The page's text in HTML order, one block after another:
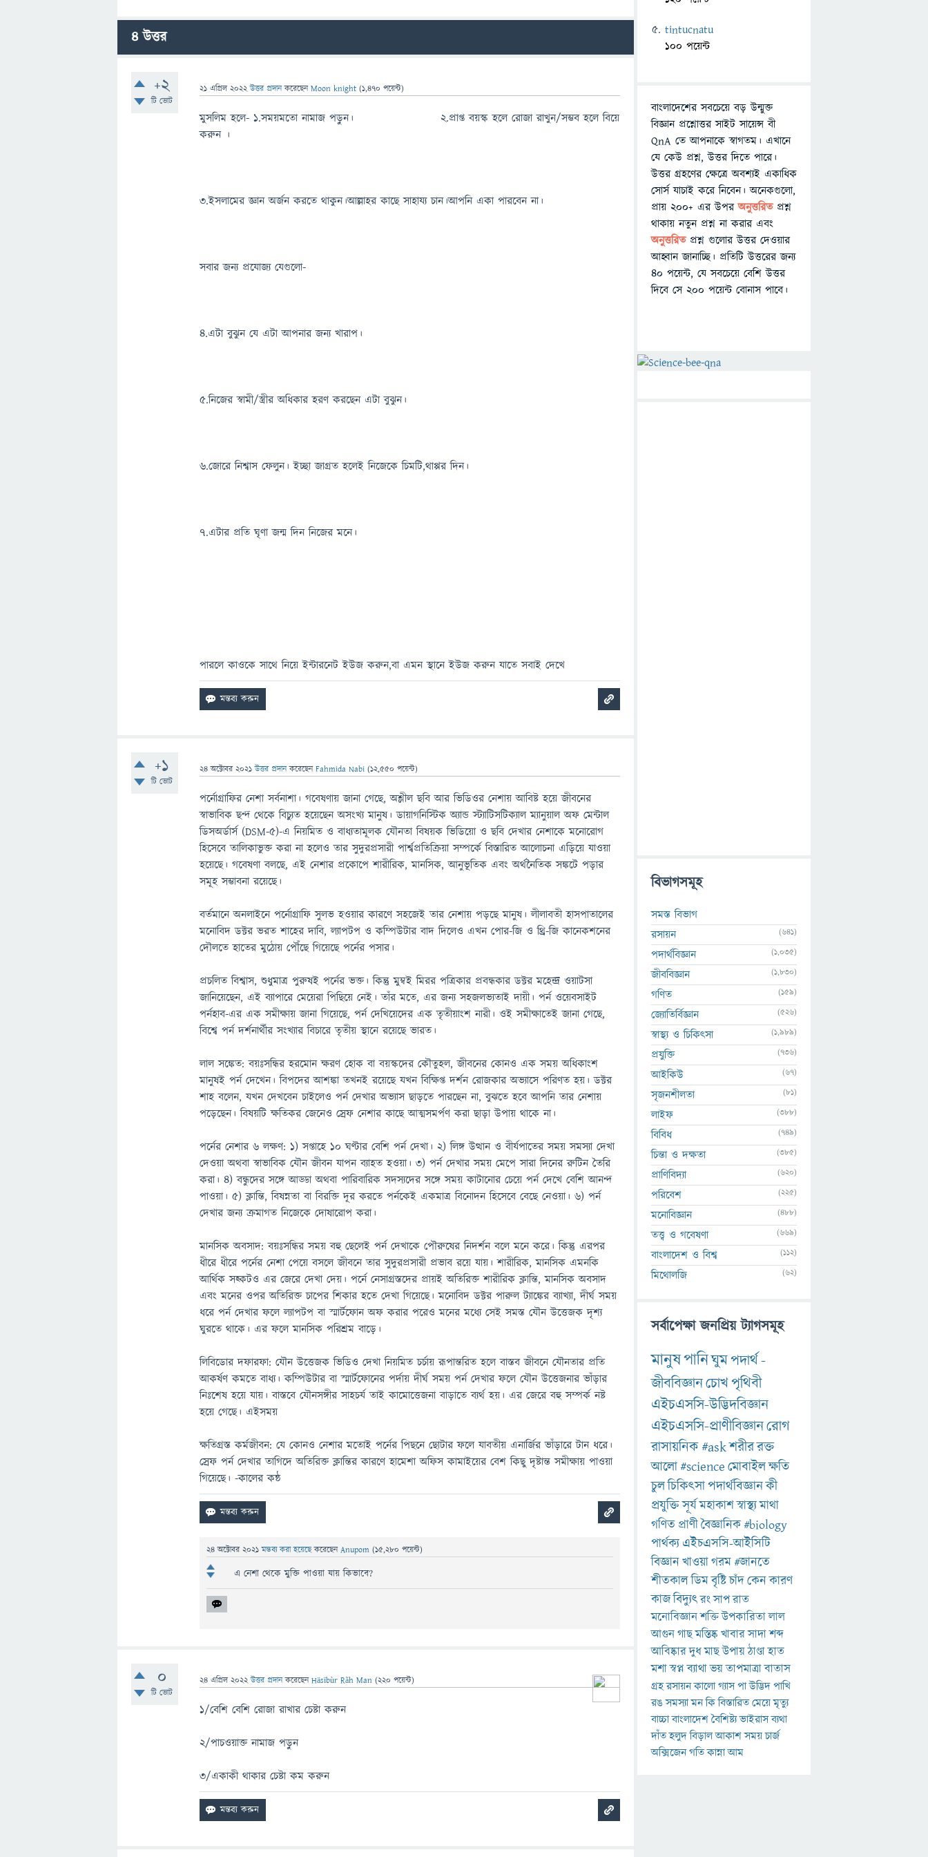
4উত্তর
+2
টি ভোট
21 এপ্রিল 2022 উত্তর প্রদান করেছেনMoon knight (1,470 পয়েন্ট)
মুসলিম হলে- ১.সময়মতো নামাজ পড়ুন। ২.প্রাপ্ত বয়স্ক হলে রোজা রাখুন/সম্ভব হলে বিয়ে
করুন ।
৩.ইসলামের জ্ঞান অর্জন করতে থাকুন।আল্লাহর কাছে সাহায্য চান।আপনি একা পারবেন না।
সবার জন্য প্রযোজ্য যেগুলো-
৪.এটা বুঝুন যে এটা আপনার জন্য খারাপ।
৫.নিজের স্বামী/স্ত্রীর অধিকার হরণ করছেন এটা বুঝুন।
৬.জোরে নিশ্বাস ফেলুন। ইচ্ছা জাগ্রত হলেই নিজেকে চিমটি,থাপ্পর দিন।
৭.এটার প্রতি ঘৃণা জন্ম দিন নিজের মনে।
পারলে কাওকে সাথে নিয়ে ইন্টারনেট ইউজ করুন,বা এমন স্থানে ইউজ করুন যাতে সবাই দেখে
+1
টি ভোট
24 অক্টোবর 2021 উত্তর প্রদান করেছেনFahmida Nabi (12,550 পয়েন্ট)
পর্নোগ্রাফির নেশা সর্বনাশা। গবেষণায় জানা গেছে, অশ্লীল ছবি আর ভিডিওর নেশায় আবিষ্ট হয়ে জীবনের
স্বাভাবিক ছন্দ থেকে বিচ্যুত হয়েছেন অসংখ্য মানুষ। ডায়াগনিস্টিক অ্যান্ড স্ট্যাটিসটিক্যাল ম্যানুয়াল অফ মেন্টাল
ডিসঅর্ডার্স (DSM-5)-এ নিয়মিত ও বাধ্যতামূলক যৌনতা বিষয়ক ভিডিয়ো ও ছবি দেখার নেশাকে মনোরোগ
হিসেবে তালিকাভুক্ত করা না হলেও তার সুদুরপ্রসারী পার্শ্বপ্রতিক্রিয়া সম্পর্কে বিস্তারিত আলোচনা এড়িয়ে যাওয়া
হয়েছে। গবেষণা বলছে, এই নেশার প্রকোপে শারীরিক, মানসিক, আনুভূতিক এবং অর্থনৈতিক সঙ্কটে পড়ার
সমূহ সম্ভাবনা রয়েছে।
বর্তমানে অনলাইনে পর্নোগ্রাফি সুলভ হওয়ার কারণে সহজেই তার নেশায় পড়ছে মানুষ। লীলাবতী হাসপাতালের
মনোবিদ ডক্টর ভরত শাহের দাবি, ল্যাপটপ ও কম্পিউটার বাদ দিলেও এখন পোর-জি ও থ্রি-জি কানেকশনের
দৌলতে হাতের মুঠোয় পৌঁছে গিয়েছে পর্নের পসার।
প্রচলিত বিশ্বাস, শুধুমাত্র পুরুষই পর্নের ভক্ত। কিন্তু মুম্বই মিরর পত্রিকার প্রবন্ধকার ডক্টর মহেন্দ্র ওয়াটসা
জানিয়েছেন, এই ব্যাপারে মেয়েরা পিছিয়ে নেই। তাঁর মতে, এর জন্য সহজলভ্যতাই দায়ী। পর্ন ওয়েবসাইট
পর্নহাব-এর এক সমীক্ষায় জানা গিয়েছে, পর্ন দেখিয়েদের এক তৃতীয়াংশ নারী। ওই সমীক্ষাতেই জানা গেছে,
বিশ্বে পর্ন দর্শনার্থীর সংখ্যার বিচারে তৃতীয় স্থানে রয়েছে ভারত।
লাল সঙ্কেত: বয়ঃসন্ধির হরমোন ক্ষরণ হোক বা বয়স্কদের কৌতুহল, জীবনের কোনও এক সময় অধিকাংশ
মানুষই পর্ন দেখেন। বিপদের আশঙ্কা তখনই রয়েছে যখন বিক্ষিপ্ত দর্শন রোজকার অভ্যাসে পরিণত হয়। ডক্টর
শাহ বলেন, যখন দেখবেন চাইলেও পর্ন দেখার অভ্যাস ছাড়তে পারছেন না, বুঝতে হবে আপনি তার নেশায়
পড়েছেন। বিষয়টি ক্ষতিকর জেনেও স্রেফ নেশার কাছে আত্মসমর্পণ করা ছাড়া উপায় থাকে না।
পর্নের নেশার ৬ লক্ষণ: ১) সপ্তাহে ১০ ঘণ্টার বেশি পর্ন দেখা। ২) লিঙ্গ উত্থান ও বীর্যপাতের সময় সমস্যা দেখা
দেওয়া অথবা স্বাভাবিক যৌন জীবন যাপন ব্যাহত হওয়া। ৩) পর্ন দেখার সময় মেপে সারা দিনের রুটিন তৈরি
করা। ৪) বন্ধুদের সঙ্গে আড্ডা অথবা পারিবারিক সদস্যদের সঙ্গে সময় কাটানোর চেয়ে পর্ন দেখে বেশি আনন্দ
পাওয়া। ৫) ক্লান্তি, বিষন্নতা বা বিরক্তি দূর করতে পর্নকেই একমাত্র বিনোদন হিসেবে বেছে নেওয়া। ৬) পর্ন
দেখার জন্য ক্রমাগত নিজেকে দোষারোপ করা।
মানসিক অবসাদ: বয়ঃসন্ধির সময় বহু ছেলেই পর্ন দেখাকে পৌরুষের নিদর্শন বলে মনে করে। কিন্তু এরপর
ধীরে ধীরে পর্নের নেশা পেয়ে বসলে জীবনে তার সুদুরপ্রসারী প্রভাব রয়ে যায়। শারীরিক, মানসিক এমনকি
আর্থিক সহ্কটও এর জেরে দেখা দেয়। পর্নে নেসাগ্রস্তদের প্রায়ই অতিরিক্ত শারীরিক ক্লান্তি, মানসিক অবসাদ
এবং মনের ওপর অতিরিক্ত চাপের শিকার হতে দেখা গিয়েছে। মনোবিদ ডক্টর পারুল ট্যাঙ্কের ব্যাখ্যা, দীর্ঘ সময়
ধরে পর্ন দেখার ফলে ল্যাপটপ বা স্মার্টফোন অফ করার পরেও মনের মধ্যে সেই সমস্ত যৌন উত্তেজক দৃশ্য
ঘুরতে থাকে। এর ফলে মানসিক পরিশ্রম বাড়ে।
লিবিডোর দফারফা: যৌন উত্তেজক ভিডিও দেখা নিয়মিত চর্চায় রূপান্তরিত হলে বাস্তব জীবনে যৌনতার প্রতি
আকর্ষণ কমতে বাধ্য। কম্পিউটার বা স্মার্টফোনের পর্দায় দীর্ঘ সময় পর্ন দেখার ফলে যৌন উত্তেজনার ভাঁড়ার
নিঃশেষ হয়ে যায়। বাস্তবে যৌনসঙ্গীর সাহচর্য তাই কামোত্তেজনা বাড়াতে ব্যর্থ হয়। এর জেরে বহু সম্পর্ক নষ্ট
হয়ে গেছে। এইসময়
ক্ষতিগ্রস্ত কর্মজীবন: যে কোনও নেশার মতোই পর্নের পিছনে ছোটার ফলে যাবতীয় এনার্জির ভাঁড়ারে টান ধরে।
স্রেফ পর্ন দেখার তাগিদে অতিরিক্ত ক্লান্তির কারণে হামেশা অফিস কামাইয়ের বেশ কিছু দৃষ্টান্ত সমীক্ষায় পাওয়া
গিয়েছে। -কালের কন্ঠ
24 অক্টোবর 2021 মন্তব্য করা হয়েছেকরেছেনAnupom (15,280 পয়েন্ট)
এ নেশা থেকে মুক্তি পাওয়া যায় কিভাবে?
0
টি ভোট
24 এপ্রিল 2022 উত্তর প্রদান করেছেনHäsïbùr Rãh Man (220 পয়েন্ট)
১/বেশি বেশি রোজা রাখার চেষ্টা করুন
২/পাচওয়াক্ত নামাজ পড়ুন
৩/একাকী থাকার চেষ্টা কম করুন
tintucnatu
100 পয়েন্ট
বাংলাদেশের সবচেয়ে বড় উন্মুক্ত
বিজ্ঞান প্রশ্নোত্তর সাইট সায়েন্স বী
QnA তে আপনাকে স্বাগতম। এখানে
যে কেউ প্রশ্ন, উত্তর দিতে পারে।
উত্তর গ্রহণের ক্ষেত্রে অবশ্যই একাধিক
সোর্স যাচাই করে নিবেন। অনেকগুলো,
প্রায় ২০০+ এর উপরঅনুত্তরিতপ্রশ্ন
থাকায় নতুন প্রশ্ন না করার এবং
অনুত্তরিত প্রশ্ন গুলোর উত্তর দেওয়ার
আহ্বান জানাচ্ছি। প্রতিটি উত্তরের জন্য
৪০ পয়েন্ট, যে সবচেয়ে বেশি উত্তর
দিবে সে ২০০ পয়েন্ট বোনাস পাবে।
বিভাগসমূহ
সমস্ত বিভাগ
রসায়ন
(641)
পদার্থবিজ্ঞান (1,035)
জীববিজ্ঞান (1,830)
গণিত (159)
জ্যোতির্বিজ্ঞান (526)
স্বাস্থ্য ও চিকিৎসা (1,989)
প্রযুক্তি (736)
আইকিউ (67)
সৃজনশীলতা (81)
লাইফ (388)
বিবিধ (749)
চিন্তা ও দক্ষতা (385)
প্রাণিবিদ্যা (620)
পরিবেশ (225)
মনোবিজ্ঞান (488)
তত্ত্ব ও গবেষণা (669)
বাংলাদেশ ও বিশ্ব (112)
মিথোলজি (62)
সর্বাপেক্ষা জনপ্রিয় ট্যাগসমূহ
মানুষপানিঘুমপদার্থ-
জীববিজ্ঞানচোখপৃথিবী
এইচএসসি-উদ্ভিদবিজ্ঞান
এইচএসসি-প্রাণীবিজ্ঞানরোগ
রাসায়নিক#askশরীররক্ত
আলো#scienceমোবাইলক্ষতি
চুলচিকিৎসাপদার্থবিজ্ঞানকী
প্রযুক্তিসূর্যমহাকাশস্বাস্থ্যমাথা
গণিত প্রাণীবৈজ্ঞানিক#biology
পার্থক্য এইচএসসি-আইসিটি
বিজ্ঞানখাওয়াগরম#জানতে
শীতকালডিমবৃষ্টিচাঁদকেনকারণ
কাজবিদ্যুৎরংসাপরাত
মনোবিজ্ঞানশক্তিউপকারিতালাল
আগুনগাছমস্তিষ্কখাবারসাদাশব্দ
আবিষ্কারদুধমাছউপায়ঠাণ্ডাহাত
মশাস্বপ্নব্যাথাভয়তাপমাত্রাবাতাস
গ্রহরসায়নকালোগ্যাসপাউদ্ভিদপাখি
রঙসমস্যামনকিবিস্তারিতমেয়েমৃত্যু
বাচ্চাবাংলাদেশবৈশিষ্ট্যভাইরাসব্যথা
দাঁতহলুদবিড়ালআকাশসময়চার্জ
অক্সিজেনগতিকান্নাআম